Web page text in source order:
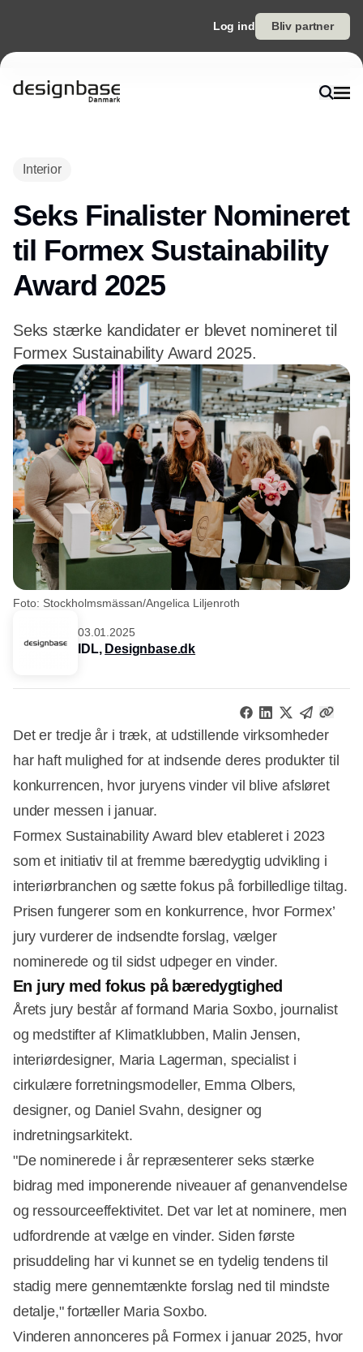
Log ind Bliv partner
Interior
Seks Finalister Nomineret
til Formex Sustainability
Award 2025
Seks stærke kandidater er blevet nomineret til
Formex Sustainability Award 2025.
Foto: Stockholmsmässan/Angelica Liljenroth
03.01.2025
IDL, Designbase.dk
Det er tredje år i træk, at udstillende virksomheder
har haft mulighed for at indsende deres produkter til
konkurrencen, hvor juryens vinder vil blive afsløret
under messen i januar.
Formex Sustainability Award blev etableret i 2023
som et initiativ til at fremme bæredygtig udvikling i
interiørbranchen og sætte fokus på forbilledlige tiltag.
Prisen fungerer som en konkurrence, hvor Formex’
jury vurderer de indsendte forslag, vælger
nominerede og til sidst udpeger en vinder.
En jury med fokus på bæredygtighed
Årets jury består af formand Maria Soxbo, journalist
og medstifter af Klimatklubben, Malin Jensen,
interiørdesigner, Maria Lagerman, specialist i
cirkulære forretningsmodeller, Emma Olbers,
designer, og Daniel Svahn, designer og
indretningsarkitekt.
"De nominerede i år repræsenterer seks stærke
bidrag med imponerende niveauer af genanvendelse
og ressourceeffektivitet. Det var let at nominere, men
udfordrende at vælge en vinder. Siden første
prisuddeling har vi kunnet se en tydelig tendens til
stadig mere gennemtænkte forslag ned til mindste
detalje," fortæller Maria Soxbo.
Vinderen annonceres på Formex i januar 2025, hvor